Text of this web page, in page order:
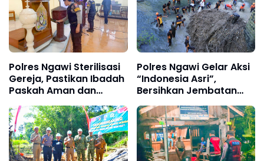
Polres Ngawi Sterilisasi
Gereja, Pastikan Ibadah
Paskah Aman dan
Kondusif
Polres Ngawi Gelar Aksi
“Indonesia Asri”,
Bersihkan Jembatan
dan Sungai Cegah Banjir